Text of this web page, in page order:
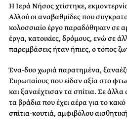
Η Ιερά Νήσος χτίστηκε,
Αλλού οι αναβαθμίδες που
κολοσσιαίο έργο παραδόθηκαν σε
έργα, κατοικίες, δρόμους, ενώ σε
παρεμβάσεις ήταν ήπιες, ο τόπος
Ένα-δυο χωριά παρατημένα,
Ευρωπαίους που είδαν αξία στο
και ξαναέχτισαν τα σπίτια. Σε άλλα
τα βράδια που έχει αέρα για το
σπίτια-κουτιά, αμφιβόλου